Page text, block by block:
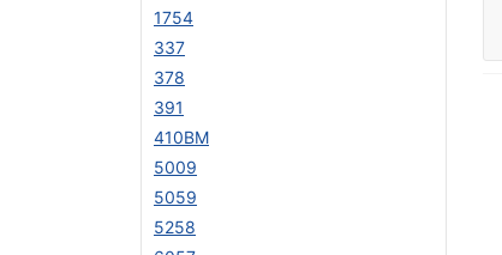
1754
337
378
391
410BM
5009
5059
5258